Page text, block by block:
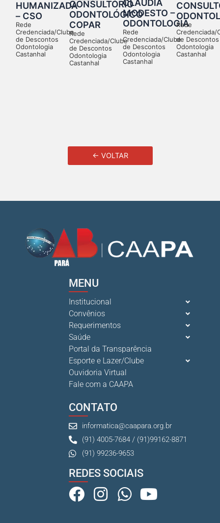
HUMANIZADA
– CSO
Rede
Credenciada/Clube
de Descontos
Odontologia
Castanhal
CONSULTÓRIO
ODONTOLÓGICO
COPAR
Rede
Credenciada/Clube
de Descontos
Odontologia
Castanhal
CLAUDIA
MODESTO –
ODONTOLOGIA
Rede
Credenciada/Clube
de Descontos
Odontologia
Castanhal
Rede
Credenciada/
de Descontos
Odontologia
Castanhal
← VOLTAR
MENU
Institucional
Convênios
Requerimentos
Saúde
Portal da Transparência
Esporte e Lazer/Clube
Ouvidoria Virtual
Fale com a CAAPA
CONTATO
informatica@caapara.org.br
(91) 4005-7684 / (91)99162-8871
(91) 99236-9653
REDES SOCIAIS